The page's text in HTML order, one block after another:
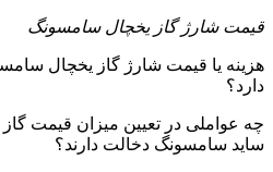
قیمت شارژ گاز یخچال سامسونگ
هزینه یا قیمت شارژ گاز یخچال
دارد؟
چه عواملی در تعیین میزان قیمت گاز
ساید سامسونگ دخالت دارند؟